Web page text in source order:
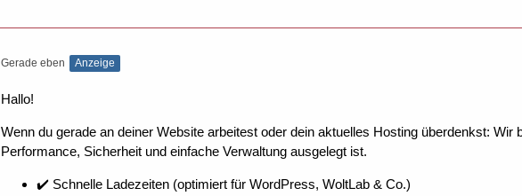
Gerade eben Anzeige
Hallo!
Wenn du gerade an deiner Website arbeitest oder dein aktuelles Hosting überdenkst:
Performance, Sicherheit und einfache Verwaltung ausgelegt ist.
✔️ Schnelle Ladezeiten (optimiert für WordPress, WoltLab & Co.)